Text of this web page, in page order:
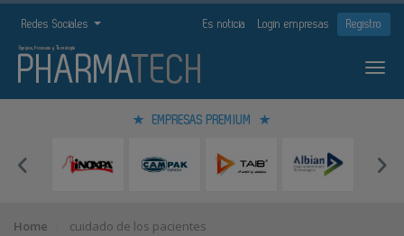
Redes Sociales Es noticia Login empresas Registro
EMPRESAS PREMIUM
Home cuidado de los pacientes